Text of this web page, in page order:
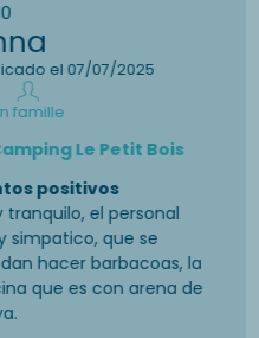
el 07/07/2025
famille
Le Petit Bois
positivos
tranquilo, el personal
simpatico, que se
hacer barbacoas, la
que es con arena de